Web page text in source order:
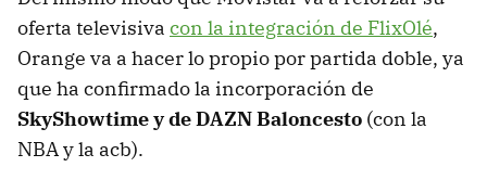
oferta televisiva con la integración de FlixOlé,
Orange va a hacer lo propio por partida doble, ya
que ha confirmado la incorporación de
SkyShowtime y de DAZN Baloncesto (con la
NBA y la acb).